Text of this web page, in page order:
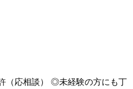
（応相談） ◎未経験の方にも丁